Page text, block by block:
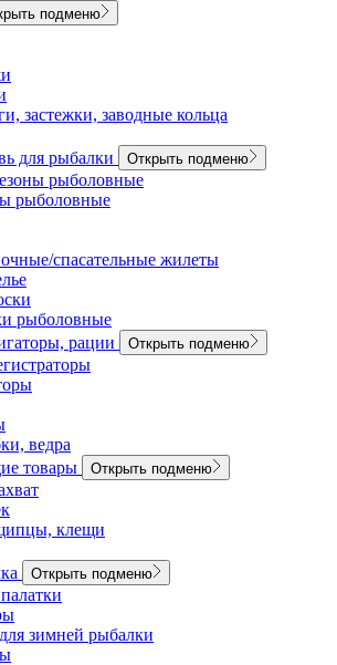
подменю
застежки, заводные кольца
для рыбалки
Открыть подменю
рыболовные
рыболовные
спасательные жилеты
рыболовные
рации
Открыть подменю
ведра
товары
Открыть подменю
клещи
Открыть подменю
зимней рыбалки